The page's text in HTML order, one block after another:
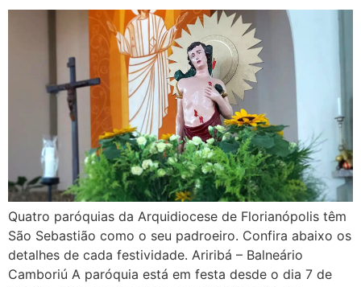
Quatro paróquias da Arquidiocese de Florianópolis têm
São Sebastião como o seu padroeiro. Confira abaixo os
detalhes de cada festividade. Ariribá – Balneário
Camboriú A paróquia está em festa desde o dia 7 de